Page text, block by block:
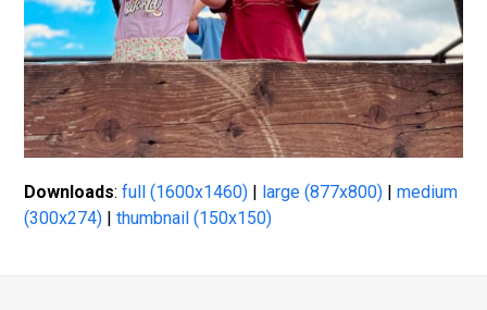
Downloads:full (1600x1460) | large (877x800) |medium
(300x274) |thumbnail (150x150)